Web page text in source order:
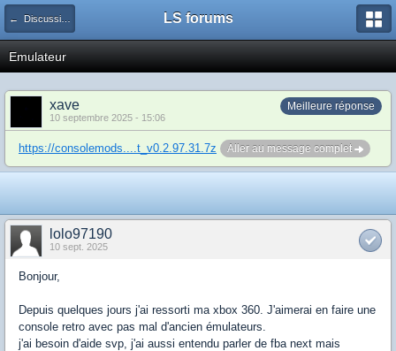
← Discussions générales (jeux, hardware...) LS forums
Emulateur
Meilleure réponse
xave
10 septembre 2025 - 15:06
https://consolemods....t_v0.2.97.31.7z Aller au message complet
lolo97190
10 sept. 2025
Bonjour,
Depuis quelques jours j'ai ressorti ma xbox 360. J'aimerai en faire une
console retro avec pas mal d'ancien émulateurs.
j'ai besoin d'aide svp, j'ai aussi entendu parler de fba next mais